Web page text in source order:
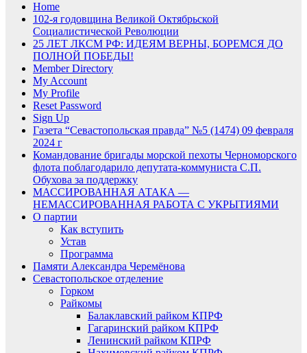
Home
102-я годовщина Великой Октябрьской
Социалистической Революции
25 ЛЕТ ЛКСМ РФ: ИДЕЯМ ВЕРНЫ, БОРЕМСЯ ДО
ПОЛНОЙ ПОБЕДЫ!
Member Directory
My Account
My Profile
Reset Password
Sign Up
Газета “Севастопольская правда” №5 (1474) 09 февраля
2024 г
Командование бригады морской пехоты Черноморского
флота поблагодарило депутата-коммуниста С.П.
Обухова за поддержку
МАССИРОВАННАЯ АТАКА —
НЕМАССИРОВАННАЯ РАБОТА С УКРЫТИЯМИ
О партии
Как вступить
Устав
Программа
Памяти Александра Черемёнова
Севастопольское отделение
Горком
Райкомы
Балаклавский райком КПРФ
Гагаринский райком КПРФ
Ленинский райком КПРФ